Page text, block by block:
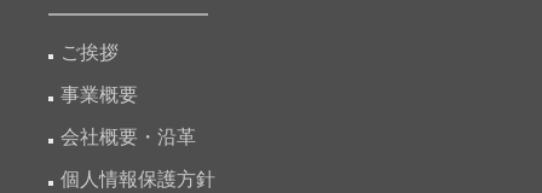
ご挨拶
事業概要
会社概要・沿革
個人情報保護方針